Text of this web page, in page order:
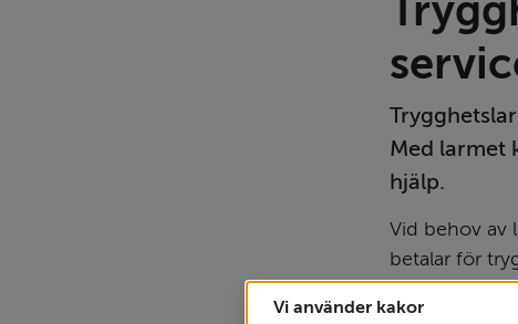
Vi använder kakor
Med larmet
hjälp.
Vid behov av
betalar för